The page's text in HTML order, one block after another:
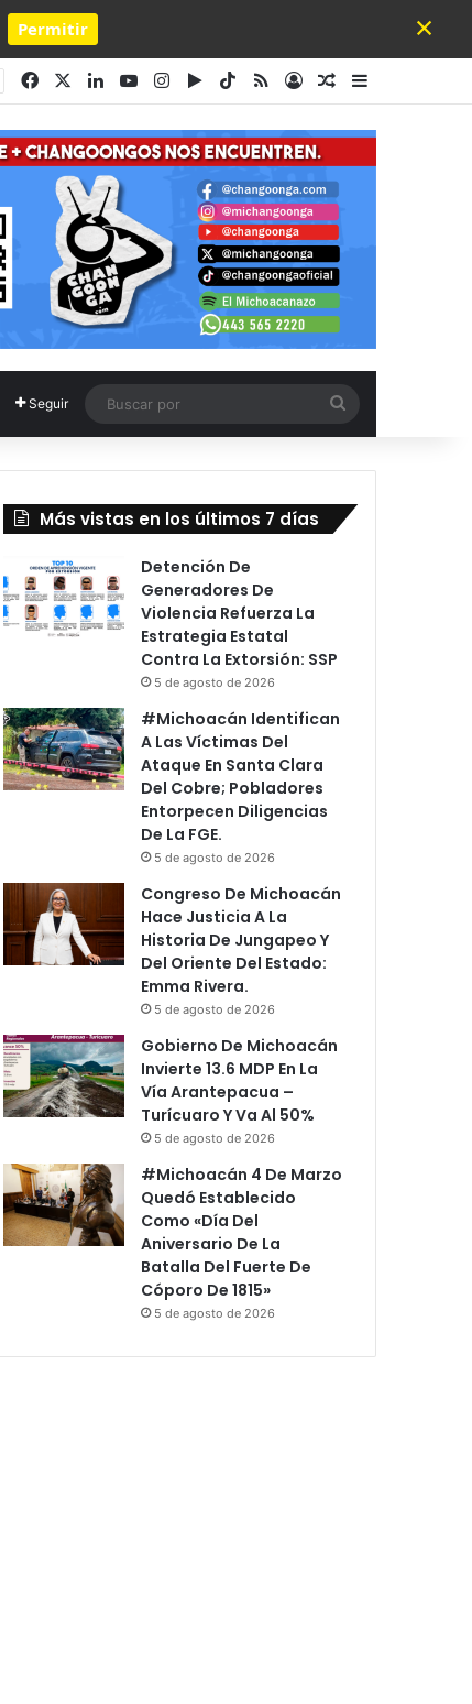
Permitir
Powered by SendPulse
×
FacebookLinkedInYouTubeInstagram
Google Play
TikTok
RSSAccesoPublicación al
Barra lateral
Seguir
por
Más vistas en los últimos 7 días
Detención De
Generadores De
Violencia Refuerza La
Estrategia Estatal
Contra La Extorsión: SSP
5 de agosto de 2026
#Michoacán Identifican
A Las Víctimas Del
Ataque En Santa Clara
Del Cobre; Pobladores
Entorpecen Diligencias
De La FGE.
5 de agosto de 2026
Congreso De Michoacán
Hace Justicia A La
Historia De Jungapeo Y
Del Oriente Del Estado:
Emma Rivera.
5 de agosto de 2026
Gobierno De Michoacán
Invierte 13.6 MDP En La
Vía Arantepacua –
Turícuaro Y Va Al 50%
5 de agosto de 2026
#Michoacán 4 De Marzo
Quedó Establecido
Como «Día Del
Aniversario De La
Batalla Del Fuerte De
Cóporo De 1815»
5 de agosto de 2026